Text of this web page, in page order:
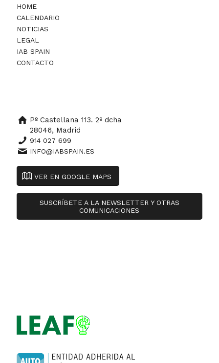
HOME
CALENDARIO
NOTICIAS
LEGAL
IAB SPAIN
CONTACTO
Pº Castellana 113. 2º dcha
28046, Madrid
914 027 699
INFO@IABSPAIN.ES
VER EN GOOGLE MAPS
SUSCRÍBETE A LA NEWSLETTER Y OTRAS
COMUNICACIONES